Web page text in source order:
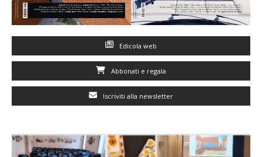
Edicola web
Abbonati e regala
Iscriviti alla newsletter